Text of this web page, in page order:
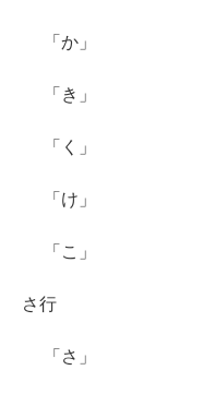
「か」
「き」
「く」
「け」
「こ」
さ行
「さ」